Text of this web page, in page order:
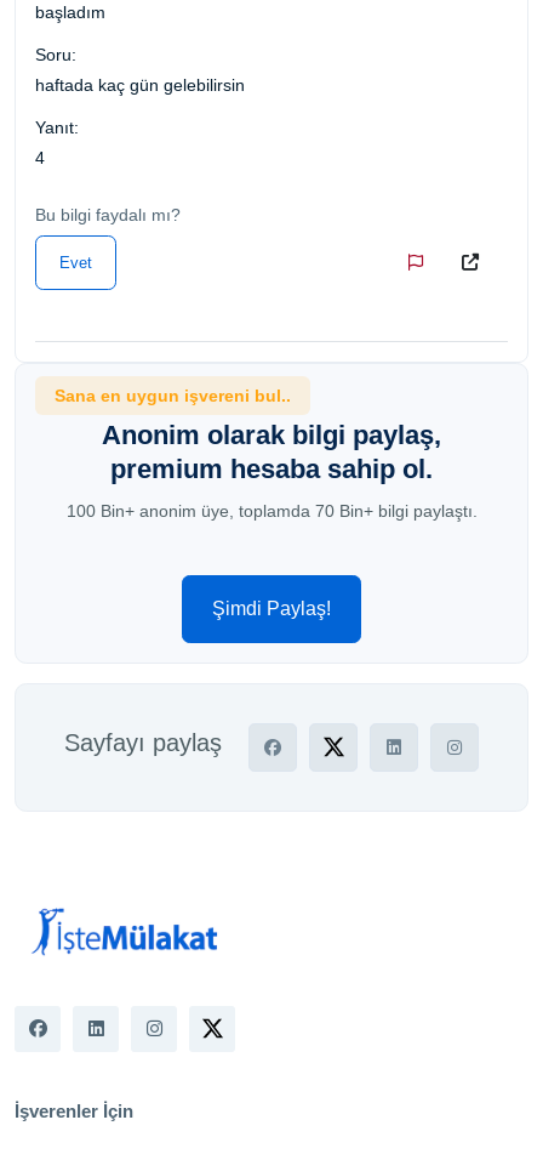
başladım
Soru:
haftada kaç gün gelebilirsin
Yanıt:
4
Bu bilgi faydalı mı?
Evet
Sana en uygun işvereni bul..
Anonim olarak bilgi paylaş,
premium hesaba sahip ol.
100 Bin+ anonim üye, toplamda 70 Bin+ bilgi paylaştı.
Şimdi Paylaş!
Sayfayı paylaş
İşverenler İçin